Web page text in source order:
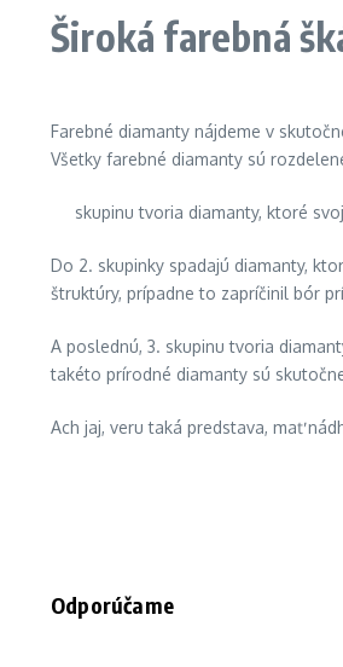
Široká farebná
Farebné diamanty nájdeme v
Všetky farebné diamanty sú
skupinu tvoria diamanty, ktoré
Do 2. skupinky spadajú diamanty,
štruktúry, prípadne to zapríčinil bór
A poslednú, 3. skupinu tvoria
takéto prírodné diamanty sú
Ach jaj, veru taká predstava, mať
Odporúčame